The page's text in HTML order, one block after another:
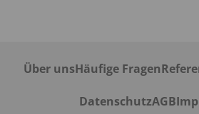
Über unsHäufige Fragen
DatenschutzAGB